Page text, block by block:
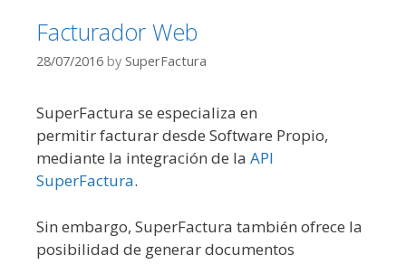
Facturador Web
28/07/2016 by SuperFactura
SuperFactura se especializa en
permitir facturar desde Software Propio,
mediante la integración de la API
SuperFactura.
Sin embargo, SuperFactura también ofrece la
posibilidad de generar documentos